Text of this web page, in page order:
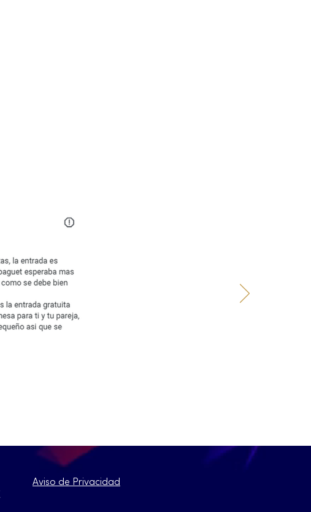
Aviso de Privacidad